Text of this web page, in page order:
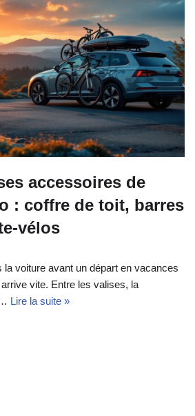
accessoires de
: coffre de toit, barres
vélos
la voiture avant un départ en vacances
vite. Entre les valises, la
Lire la suite »